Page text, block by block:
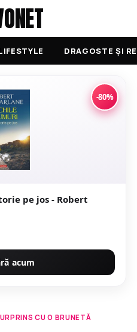
DRAGOSTE ȘI
-80%
pe jos - Robert
acum
CU O BRUNETĂ